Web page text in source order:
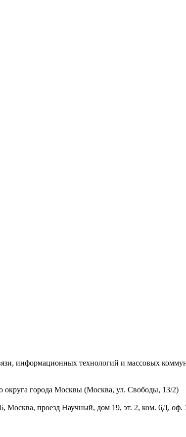
информационных технологий и массовых
округа города Москвы (Москва, ул. Свободы, 13/2)
Москва, проезд Научный, дом 19, эт. 2, ком. 6Д, оф.